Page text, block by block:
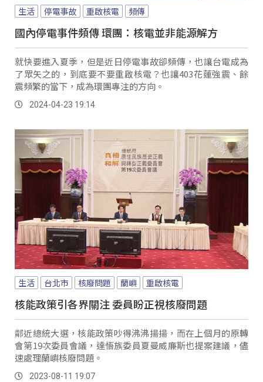
生活 停電事故 重啟核電 頻傳
國內停電事件頻傳 環團：核電並非能源解方
就快要進入夏季，但是近日停電事故卻頻傳，也讓台電成為
了眾矢之的，到底要不要重啟核電？也讓403花蓮強震、餘
震頻繁的當下，成為環團專注的方向。
2024-04-23 19:14
生活 台北市 核廢問題 蘭嶼 重啟核電
核能政策引各界關注 委員盼正視核廢問題
鄰近總統大選，核能政策吵得沸沸揚揚，而在上個月的原轉
會第19次委員會議，達悟族委員夏曼威廉斯也提案建議，儘
速處理蘭嶼核廢問題。
2023-08-11 19:07